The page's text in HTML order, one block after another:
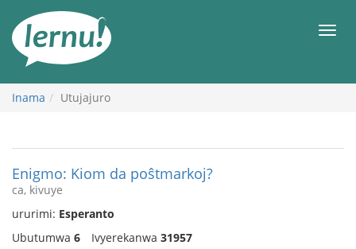
rupapuro
rw'ibirimwo
Inama Utujajuro
Enigmo: Kiom da poŝtmarkoj?
ca, kivuye
ururimi: Esperanto
Ubutumwa 6 Ivyerekanwa 31957